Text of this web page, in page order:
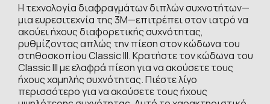
Η τεχνολογία διαφραγμάτων διπλών συχνοτήτων—
μια ευρεσιτεχνία της 3M—επιτρέπει στον ιατρό να
ακούει ήχους διαφορετικής συχνότητας,
ρυθμίζοντας απλώς την πίεση στον κώδωνα του
στηθοσκοπίου Classic III. Κρατήστε τον κώδωνα του
Classic III με ελαφρά πίεση για να ακούσετε τους
ήχους χαμηλής συχνότητας. Πιέστε λίγο
περισσότερο για να ακούσετε τους ήχους